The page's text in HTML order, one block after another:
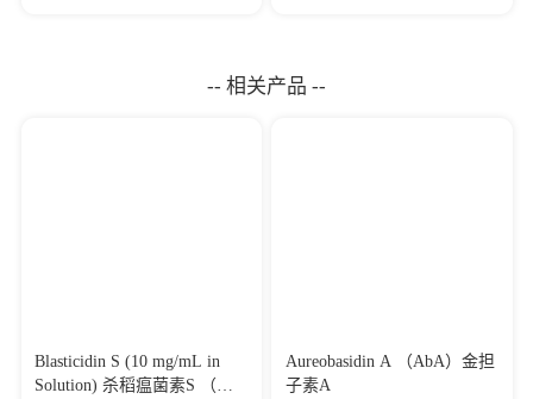
-- 相关产品 --
Blasticidin S (10 mg/mL in
Solution) 杀稻瘟菌素S （灭
Aureobasidin A （AbA）金担
子素A